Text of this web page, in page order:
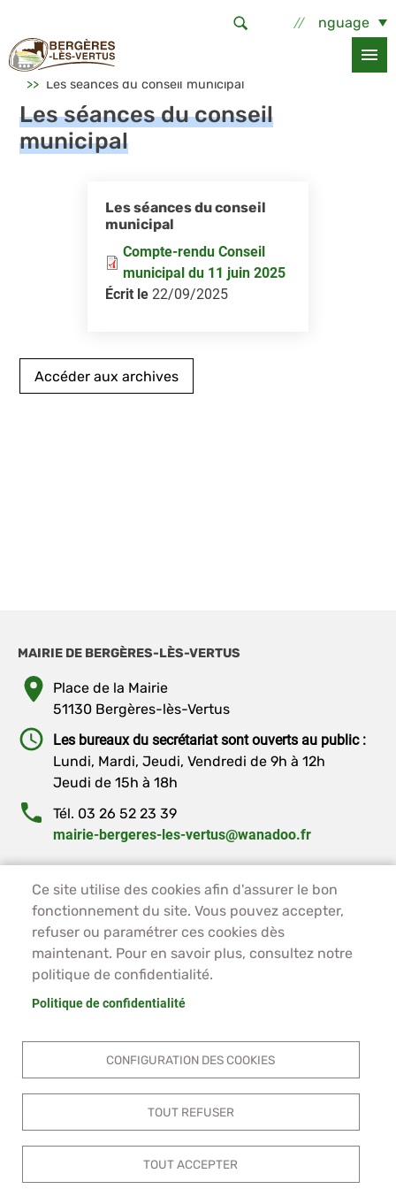
Select Language
Accueil La commune
Les séances du conseil municipal
Les séances du conseil
municipal
Les séances du conseil
municipal
Compte-rendu Conseil
municipal du 11 juin 2025
Écrit le 22/09/2025
Accéder aux archives
MAIRIE DE BERGÈRES-LÈS-VERTUS
Place de la Mairie
51130 Bergères-lès-Vertus
Les bureaux du secrétariat sont ouverts au public :
Lundi, Mardi, Jeudi, Vendredi de 9h à 12h
Jeudi de 15h à 18h
Tél. 03 26 52 23 39
mairie-bergeres-les-vertus@wanadoo.fr
Ce site utilise des cookies afin d'assurer le bon
fonctionnement du site. Vous pouvez accepter,
refuser ou paramétrer ces cookies dès
maintenant. Pour en savoir plus, consultez notre
politique de confidentialité.
Politique de confidentialité
CONFIGURATION DES COOKIES
TOUT REFUSER
TOUT ACCEPTER
PIED DE PAGE - BERGÈRES-LES-VERTUS
ACCUEIL
PLAN DU SITE
CONTACT
MENTIONS LÉGALES
DONNÉES PERSONNELLES
ACCESSIBILITÉ